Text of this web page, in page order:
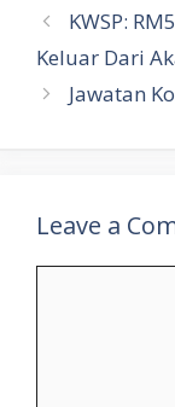
KWSP:
Keluar Dari
Jawatan
Leave a